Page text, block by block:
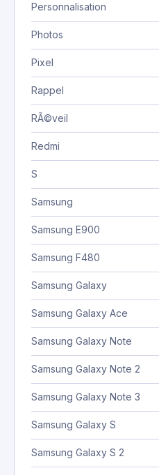
Personnalisation
Photos
Pixel
Rappel
RÃ©veil
Redmi
S
Samsung
Samsung E900
Samsung F480
Samsung Galaxy
Samsung Galaxy Ace
Samsung Galaxy Note
Samsung Galaxy Note 2
Samsung Galaxy Note 3
Samsung Galaxy S
Samsung Galaxy S 2